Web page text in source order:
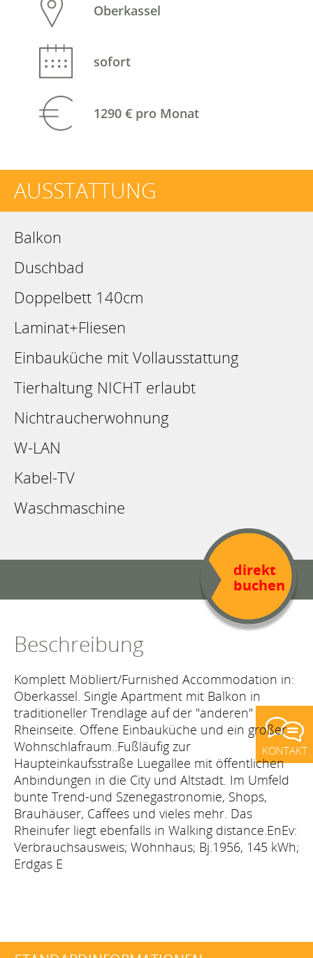
Oberkassel
sofort
1290 € pro Monat
AUSSTATTUNG
Balkon
Duschbad
Doppelbett 140cm
Laminat+Fliesen
Einbauküche mit Vollausstattung
Tierhaltung NICHT erlaubt
Nichtraucherwohnung
W-LAN
Kabel-TV
Waschmaschine
direkt
buchen
Beschreibung
Komplett Möbliert/Furnished Accommodation in:
Oberkassel. Single Apartment mit Balkon in
traditioneller Trendlage auf der "anderen"
Rheinseite. Offene Einbauküche und ein großer
Wohnschlafraum..Fußläufig zur
Haupteinkaufsstraße Luegallee mit öffentlichen
Anbindungen in die City und Altstadt. Im Umfeld
bunte Trend-und Szenegastronomie, Shops,
Brauhäuser, Caffees und vieles mehr. Das
Rheinufer liegt ebenfalls in Walking distance.EnEv:
Verbrauchsausweis; Wohnhaus; Bj.1956, 145 kWh;
Erdgas E
KONTAKT